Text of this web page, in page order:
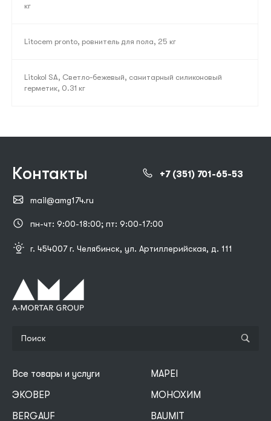
кг
Litocem pronto, ровнитель для пола, 25 кг
Litokol SA, Светло-бежевый, санитарный силиконовый
герметик, 0.31 кг
Контакты +7 (351) 701-65-53
mail@amg174.ru
пн-чт: 9:00-18:00; пт: 9:00-17:00
г. 454007 г. Челябинск, ул. Артиллерийская, д. 111
Все товары и услуги
MAPEI
ЭКОВЕР
МОНОХИМ
BERGAUF
BAUMIT